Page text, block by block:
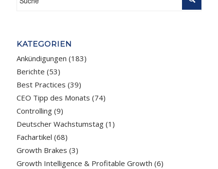
KATEGORIEN
Ankündigungen (183)
Berichte (53)
Best Practices (39)
CEO Tipp des Monats (74)
Controlling(9)
Deutscher Wachstumstag(1)
Fachartikel (68)
Growth Brakes (3)
Growth Intelligence & Profitable Growth (6)